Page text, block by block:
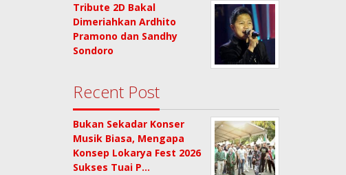
Tribute 2D Bakal
Dimeriahkan Ardhito
Pramono dan Sandhy
Sondoro
Recent Post
Bukan Sekadar Konser
Musik Biasa, Mengapa
Konsep Lokarya Fest 2026
Sukses Tuai P…